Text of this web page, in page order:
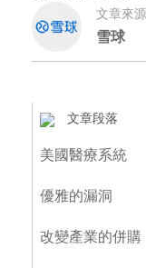
文章來源
雪球
文章段落
美國醫療系統
優雅的漏洞
改變產業的併購